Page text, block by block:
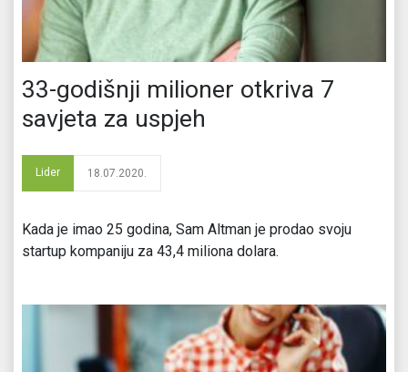
33-godišnji milioner otkriva 7
savjeta za uspjeh
Lider 18.07.2020.
Kada je imao 25 godina, Sam Altman je prodao svoju
startup kompaniju za 43,4 miliona dolara.